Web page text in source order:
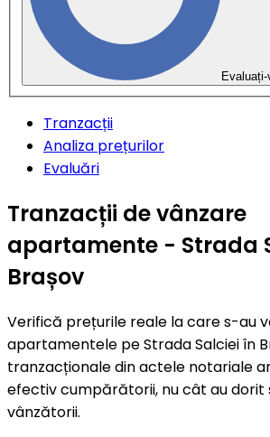
Tranzacții
Analiza prețurilor
Evaluări
Tranzacții de vânzare
apartamente - Strada
Brașov
Verifică prețurile reale la care s-au
apartamentele pe Strada Salciei în
tranzacționale din actele notariale
efectiv cumpărătorii, nu cât au dorit
vânzătorii.